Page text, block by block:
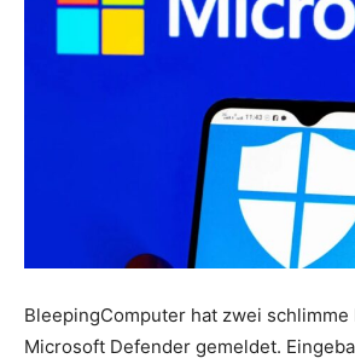
BleepingComputer hat zwei schlimme
Microsoft Defender gemeldet.